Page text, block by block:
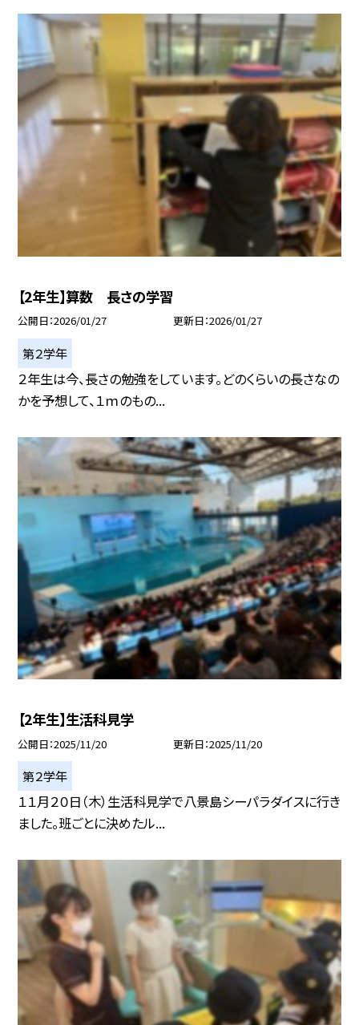
【2年生】算数 長さの学習
公開日 2026/01/27 更新日 2026/01/27
第２学年
２年生は今、長さの勉強をしています。どのくらいの長さなの
かを予想して、１ｍのもの...
【2年生】生活科見学
公開日 2025/11/20 更新日 2025/11/20
第２学年
１１月２０日（木）生活科見学で八景島シーパラダイスに行き
ました。班ごとに決めたル...